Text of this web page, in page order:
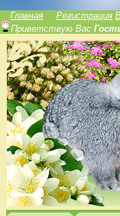
Главная
Регистрация
Приветствую Вас